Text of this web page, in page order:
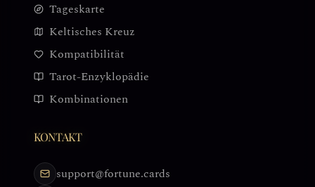
Tageskarte
Keltisches Kreuz
Kompatibilität
Tarot-Enzyklopädie
Kombinationen
KONTAKT
support@fortune.cards